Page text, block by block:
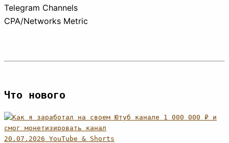
Telegram Channels
CPA/Networks Metric
Что нового
20.07.2026 YouTube & Shorts